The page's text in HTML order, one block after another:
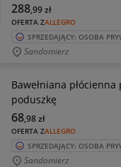
OFERTA ZALLEGRO
288,99zł
SPRZEDAJĄCY: OSOBA
Sandomierz
Bawełniana płócienna
poduszkę
OFERTA ZALLEGRO
68,98zł
SPRZEDAJĄCY: OSOBA
Sandomierz